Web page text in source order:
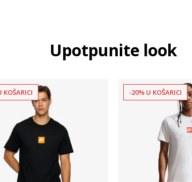
Upotpunite look
KOŠARICI -20% U KOŠARICI